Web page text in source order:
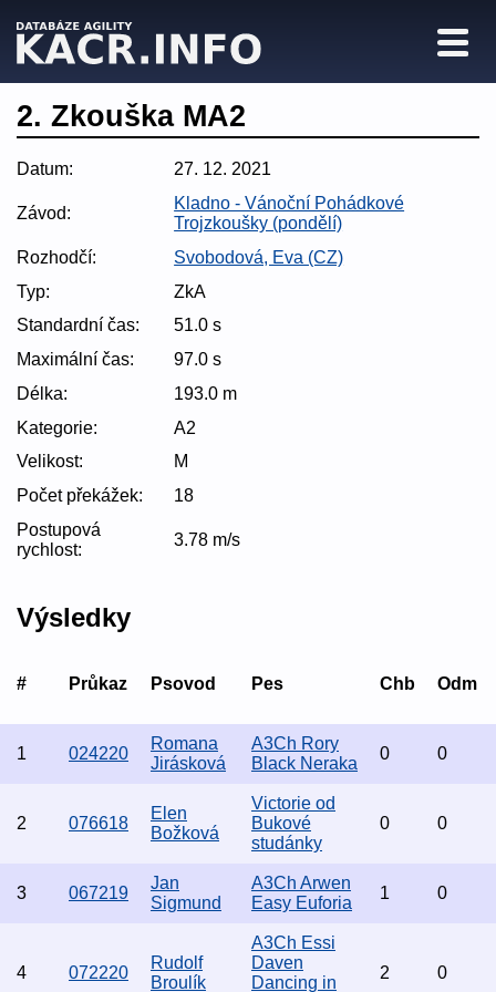
2. Zkouška MA2
Datum: 27. 12. 2021
Závod:
Kladno - Vánoční Pohádkové
Trojzkoušky (pondělí)
Rozhodčí:
Svobodová, Eva (CZ)
Typ:
ZkA
Standardní čas:
51.0 s
Maximální čas:
97.0 s
Délka:
193.0 m
Kategorie:
A2
Velikost:
M
Počet překážek:
18
Postupová
rychlost:
3.78 m/s
Výsledky
# Průkaz Psovod Pes Chb Odm
1 024220
Romana
Jirásková
A3Ch Rory
Black Neraka
0 0
2 076618
Elen
Božková
Victorie od
Bukové
studánky
0 0
3 067219
Jan
Sigmund
A3Ch Arwen
Easy Euforia
1 0
4 072220
Rudolf
Broulík
A3Ch Essi
Daven
Dancing in
2 0